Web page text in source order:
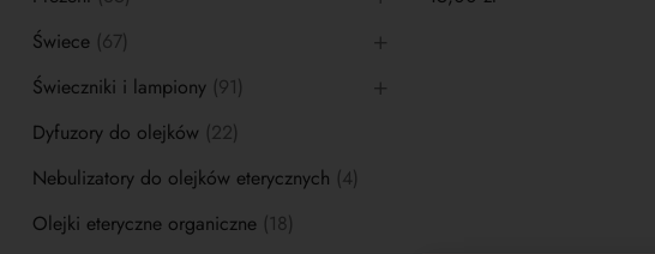
Świece (67)
Świeczniki i lampiony (91)
Dyfuzory do olejków (22)
Nebulizatory do olejków eterycznych (4)
Olejki eteryczne organiczne (18)